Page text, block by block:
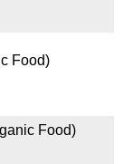
Food)
Food)